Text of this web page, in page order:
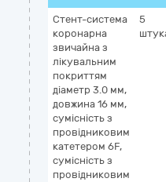
Стент-система
коронарна
звичайна з
лікувальним
покриттям
діаметр 3.0 мм,
довжина 16 мм,
сумісність з
провідниковим
катетером 6F,
сумісність з
провідниковим
5